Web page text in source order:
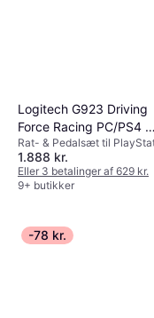
Logitech G923 Driving
Force Racing PC/PS4 -
Black
Rat- & Pedalsæt til
PC, PlayStation 4
1.888 kr.
Eller 3 betalinger af 629 kr.
9+ butikker
-78 kr.